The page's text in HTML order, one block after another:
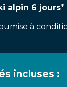
alpin 6 jours*
à
incluses :